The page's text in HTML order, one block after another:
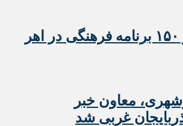
معاون خبر
غربی شد